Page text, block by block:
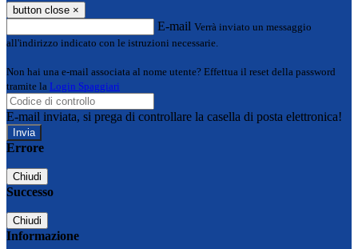
button close ×
E-mail Verrà inviato un messaggio
all'indirizzo indicato con le istruzioni necessarie.
Non hai una e-mail associata al nome utente? Effettua il reset della password
tramite la Login Spaggiari
E-mail inviata, si prega di controllare la casella di posta elettronica!
Errore
Chiudi
Successo
Chiudi
Informazione